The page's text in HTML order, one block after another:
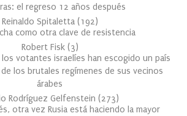
el regreso 12 años después
Reinaldo Spitaletta (192)
como otra clave de resistencia
Robert Fisk (3)
los votantes israelíes han escogido un país
los brutales regímenes de sus vecinos
árabes
Rodríguez Gelfenstein (273)
otra vez Rusia está haciendo la mayor